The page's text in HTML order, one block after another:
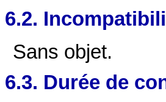
6.2.
Sans objet.
6.3. Durée de